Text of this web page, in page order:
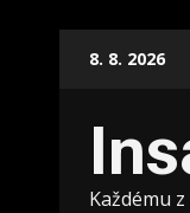
8. 8. 2026
Každému